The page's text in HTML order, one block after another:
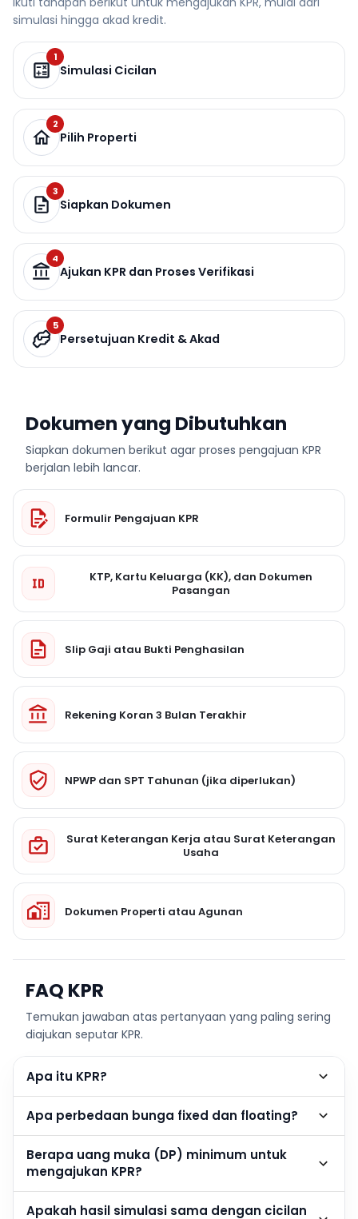
simulasi hingga akad kredit.
1
Simulasi Cicilan
2
Pilih Properti
3
Siapkan Dokumen
4
Ajukan KPR dan Proses Verifikasi
5
Persetujuan Kredit & Akad
Dokumen yang Dibutuhkan
Siapkan dokumen berikut agar proses pengajuan KPR
berjalan lebih lancar.
Formulir Pengajuan KPR
KTP, Kartu Keluarga (KK), dan Dokumen
Pasangan
Slip Gaji atau Bukti Penghasilan
Rekening Koran 3 Bulan Terakhir
NPWP dan SPT Tahunan (jika diperlukan)
Surat Keterangan Kerja atau Surat Keterangan
Usaha
Dokumen Properti atau Agunan
FAQ KPR
Temukan jawaban atas pertanyaan yang paling sering
diajukan seputar KPR.
Apa itu KPR?
Apa perbedaan bunga fixed dan floating?
Berapa uang muka (DP) minimum untuk
mengajukan KPR?
Apakah hasil simulasi sama dengan cicilan